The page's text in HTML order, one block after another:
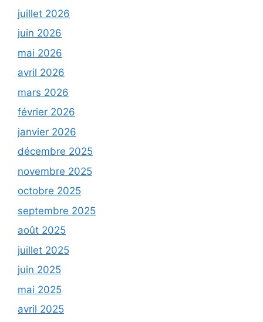
juillet 2026
juin 2026
mai 2026
avril 2026
mars 2026
février 2026
janvier 2026
décembre 2025
novembre 2025
octobre 2025
septembre 2025
août 2025
juillet 2025
juin 2025
mai 2025
avril 2025